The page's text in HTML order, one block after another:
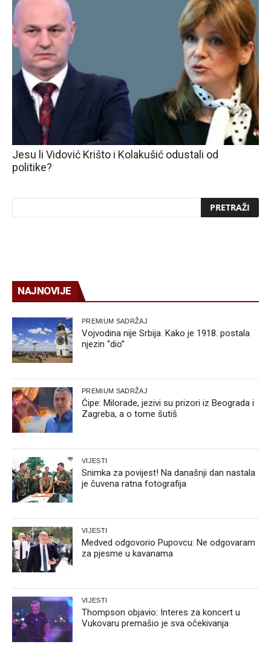
Jesu li Vidović Krišto i Kolakušić odustali od
politike?
NAJNOVIJE
PREMIUM SADRŽAJ
Vojvodina nije Srbija. Kako je 1918. postala
njezin “dio”
PREMIUM SADRŽAJ
Ćipe: Milorade, jezivi su prizori iz Beograda i
Zagreba, a o tome šutiš
VIJESTI
Snimka za povijest! Na današnji dan nastala
je čuvena ratna fotografija
VIJESTI
Medved odgovorio Pupovcu: Ne odgovaram
za pjesme u kavanama
VIJESTI
Thompson objavio: Interes za koncert u
Vukovaru premašio je sva očekivanja